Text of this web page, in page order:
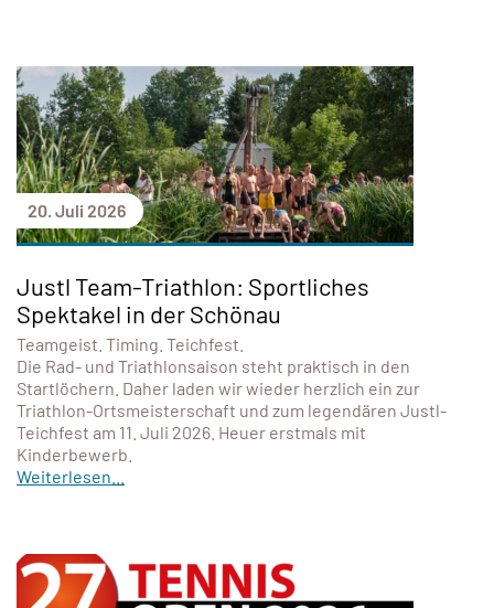
20. Juli 2026
Justl Team-Triathlon: Sportliches
Spektakel in der Schönau
Teamgeist. Timing. Teichfest.
Die Rad- und Triathlonsaison steht praktisch in den
Startlöchern. Daher laden wir wieder herzlich ein zur
Triathlon-Ortsmeisterschaft und zum legendären Justl-
Teichfest am 11. Juli 2026. Heuer erstmals mit
Kinderbewerb.
Weiterlesen...